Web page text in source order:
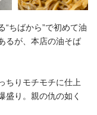
“ちばから”で初めて油
るが、本店の油そば
ちりモチモチに仕上
盛り。親の仇の如く